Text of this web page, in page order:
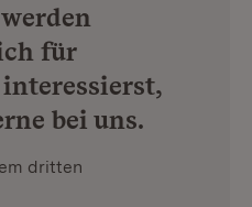
für
bei uns.
dritten